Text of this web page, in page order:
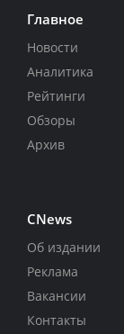
Главное
Новости
Аналитика
Рейтинги
Обзоры
Архив
CNews
Об издании
Реклама
Вакансии
Контакты